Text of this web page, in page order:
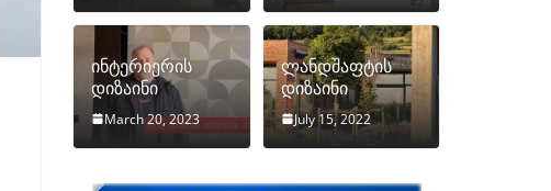
ინტერიერის
დიზაინი
March 20, 2023
ლანდშაფტის
დიზაინი
July 15, 2022